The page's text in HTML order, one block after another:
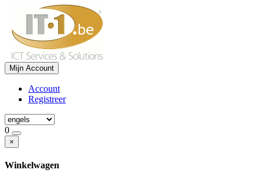
Mijn Account
Account
Registreer
0
×
Winkelwagen